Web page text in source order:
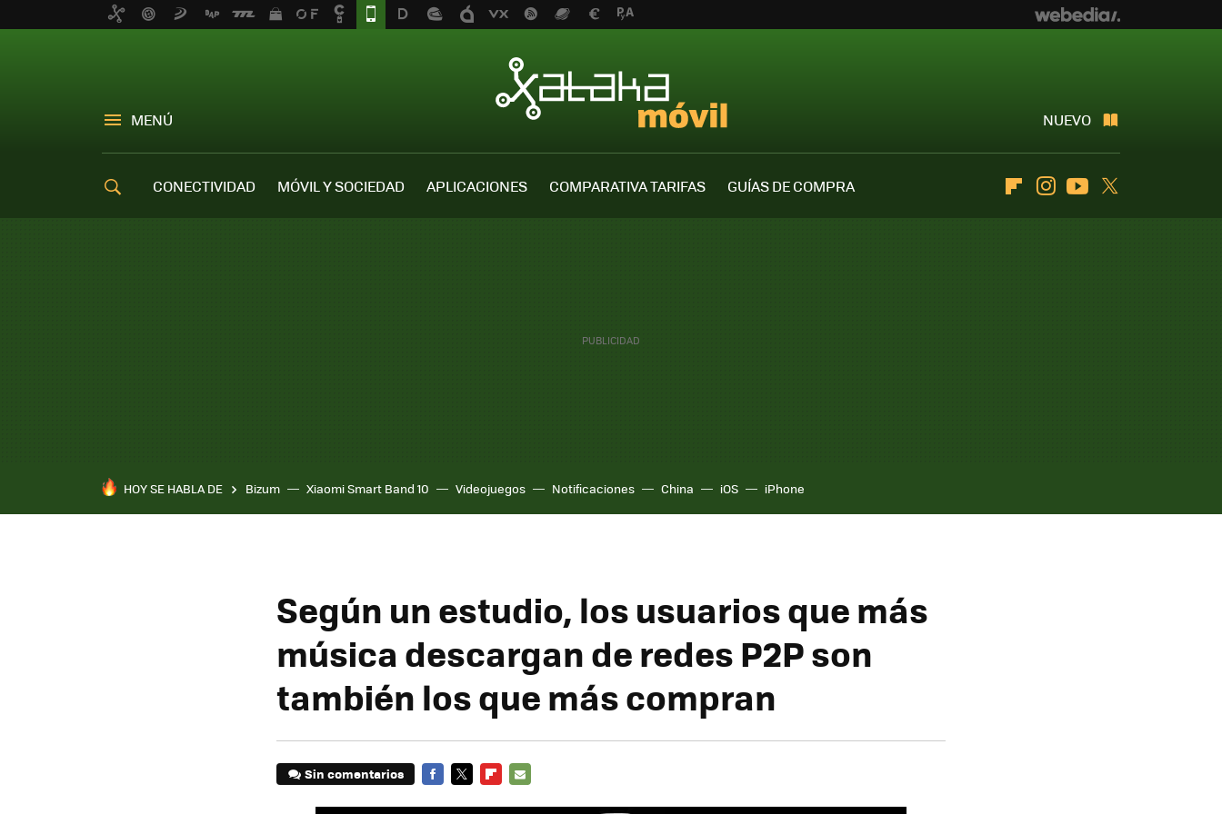
MENÚ NUEVO
CONECTIVIDAD MÓVIL Y SOCIEDAD APLICACIONES COMPARATIVA TARIFAS
GUÍAS DE COMPRA
FlipboardInstagramYoutube
HOY SE HABLA DE Bizum Xiaomi Smart Band 10 Videojuegos Notificaciones China iOS iPhone
Según un estudio, los usuarios que más
música descargan de redes P2P son
también los que más compran
Sin comentarios